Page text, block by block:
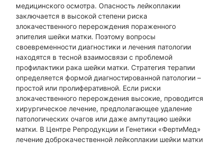
медицинского осмотра. Опасность лейкоплакии
заключается в высокой степени риска
злокачественного перерождения пораженного
эпителия шейки матки. Поэтому вопросы
своевременности диагностики и лечения патологии
находятся в тесной взаимосвязи с проблемой
профилактики рака шейки матки. Стратегия терапии
определяется формой диагностированной патологии –
простой или пролиферативной. Если риски
злокачественного перерождения высокие, проводится
хирургическое лечение, предполагающее удаление
патологических очагов или даже ампутацию шейки
матки. В Центре Репродукции и Генетики «ФертиМед»
лечение доброкачественной лейкоплакии шейки матки